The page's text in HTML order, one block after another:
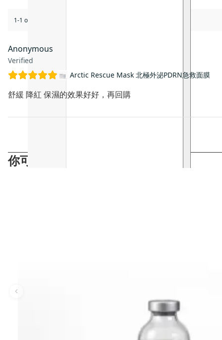
1-1 of 1 review
Anonymous
Verified
Arctic Rescue Mask 北極外泌PDRN急救面膜
舒緩 降紅 保濕的效果好好，再回購
你可能會喜歡